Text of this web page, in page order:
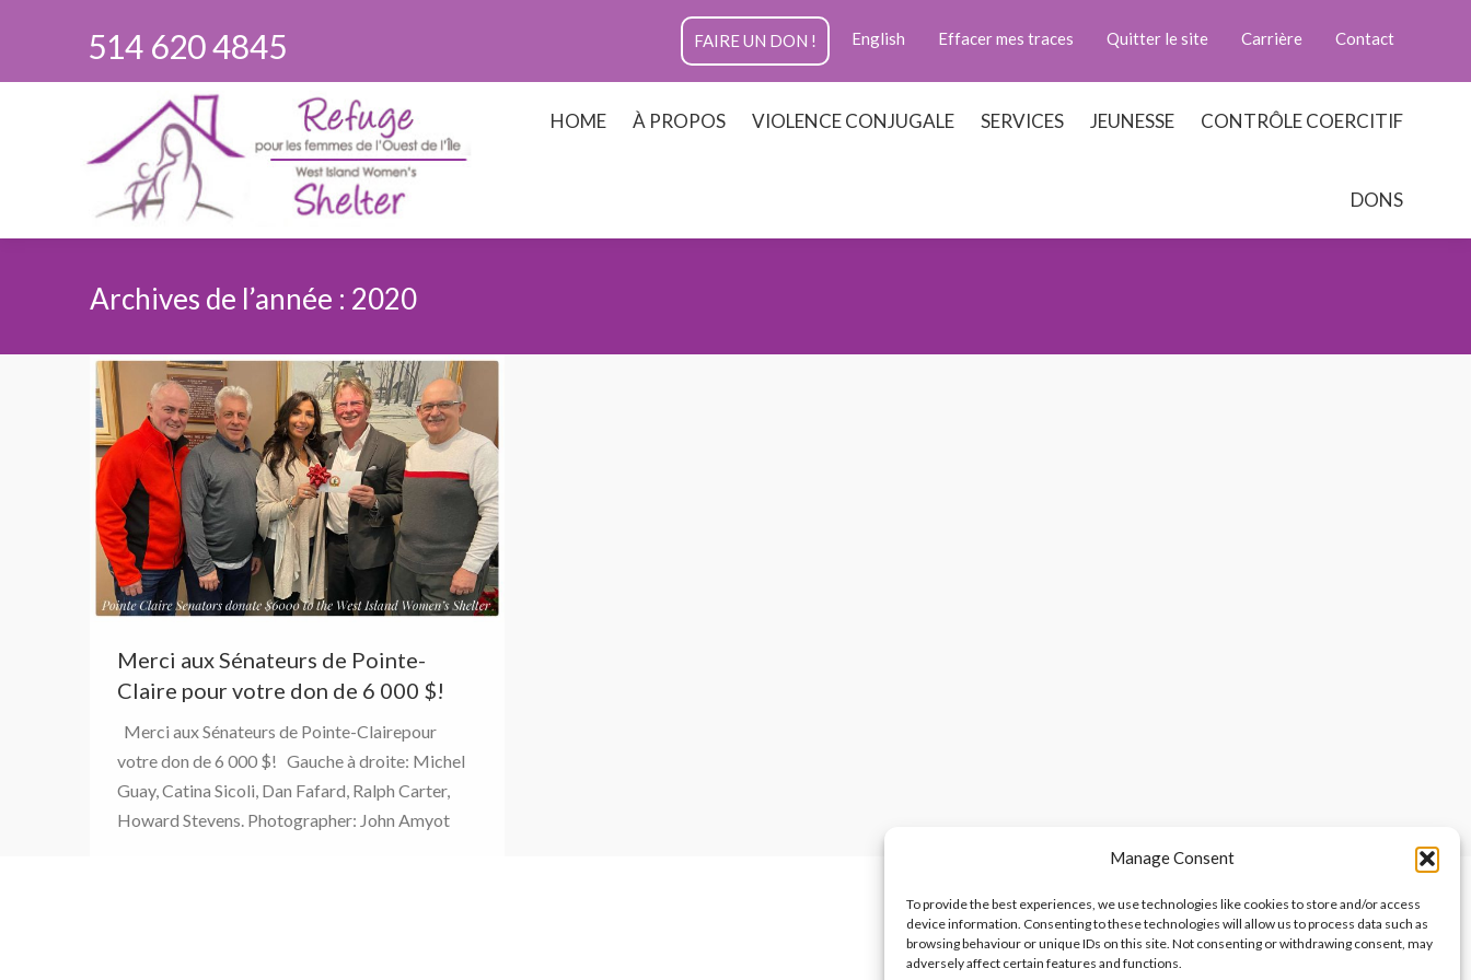
Manage Consent
To provide the best experiences, we use technologies like cookies to store and/or access
device information. Consenting to these technologies will allow us to process data such as
browsing behaviour or unique IDs on this site. Not consenting or withdrawing consent, may
adversely affect certain features and functions.
514 620 4845 Contact
Carrière
Quitter le site
Effacer mes traces
English
FAIRE UN DON !
HOME À PROPOS VIOLENCE CONJUGALE SERVICES JEUNESSE CONTRÔLE COERCITIF
DONS
Archives de l’année : 2020
Merci aux Sénateurs de Pointe-
Claire pour votre don de 6 000 $!
Merci aux Sénateurs de Pointe-Clairepour
votre don de 6 000 $! Gauche à droite: Michel
Guay, Catina Sicoli, Dan Fafard, Ralph Carter,
Howard Stevens. Photographer: John Amyot